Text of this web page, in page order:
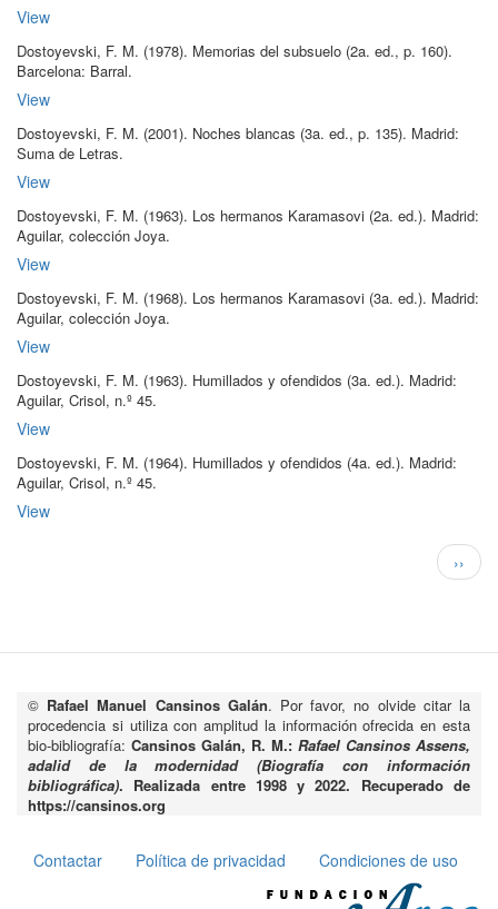
View
Dostoyevski, F. M. (1978). Memorias del subsuelo (2a. ed., p. 160).
Barcelona: Barral.
View
Dostoyevski, F. M. (2001). Noches blancas (3a. ed., p. 135). Madrid:
Suma de Letras.
View
Dostoyevski, F. M. (1963). Los hermanos Karamasovi (2a. ed.). Madrid:
Aguilar, colección Joya.
View
Dostoyevski, F. M. (1968). Los hermanos Karamasovi (3a. ed.). Madrid:
Aguilar, colección Joya.
View
Dostoyevski, F. M. (1963). Humillados y ofendidos (3a. ed.). Madrid:
Aguilar, Crisol, n.º 45.
View
Dostoyevski, F. M. (1964). Humillados y ofendidos (4a. ed.). Madrid:
Aguilar, Crisol, n.º 45.
View
››
© Rafael Manuel Cansinos Galán. Por favor, no olvide citar la
procedencia si utiliza con amplitud la información ofrecida en esta
bio-bibliografía: Cansinos Galán, R. M.: Rafael Cansinos Assens,
adalid de la modernidad (Biografía con información
bibliográfica). Realizada entre 1998 y 2022. Recuperado de
https://cansinos.org
Pie
Contactar Política de privacidad Condiciones de uso